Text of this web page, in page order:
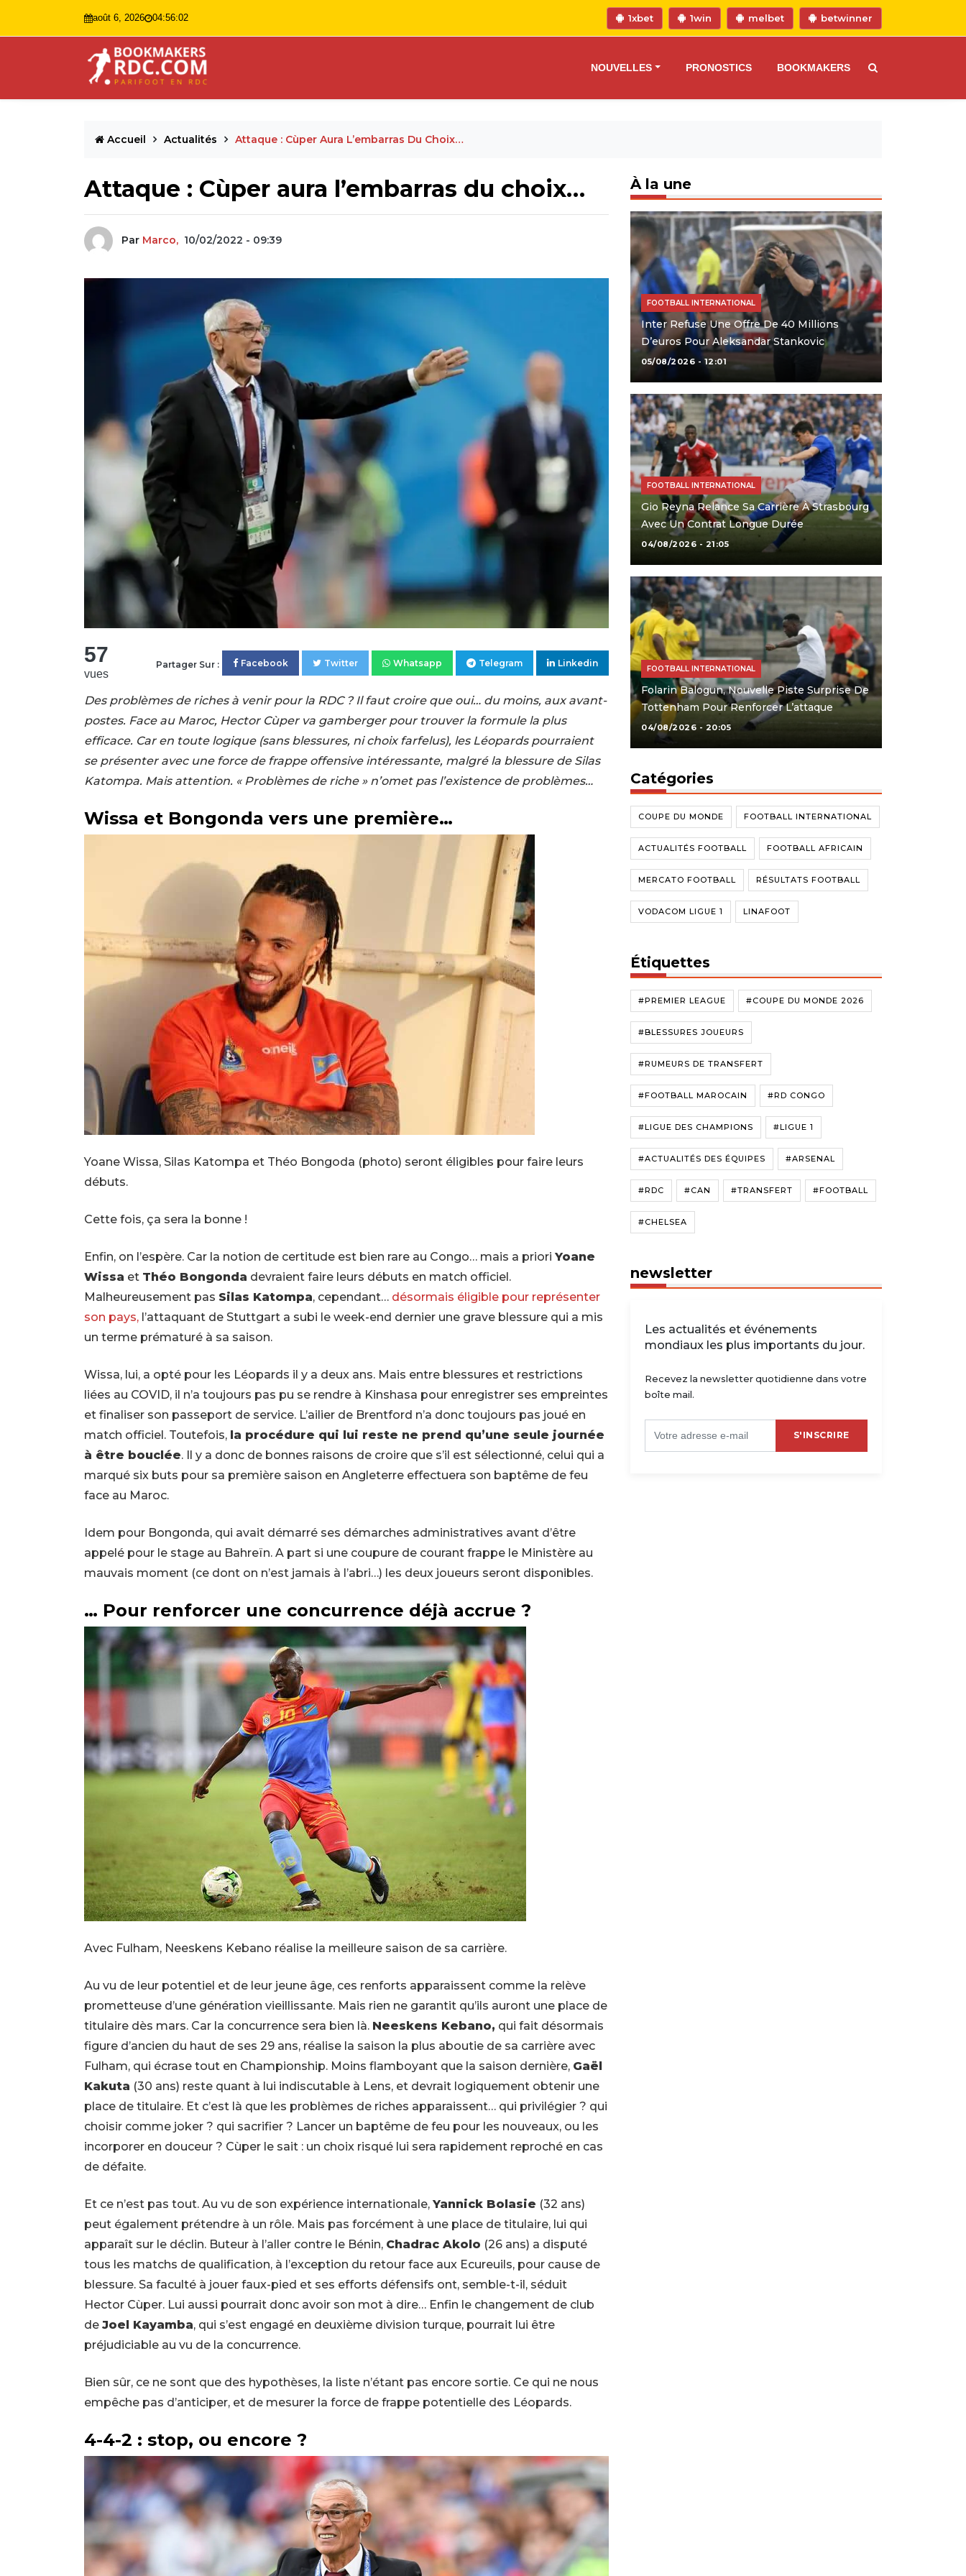
août 6, 2026 04:56:04 1xbet 1win melbet betwinner
NOUVELLES PRONOSTICS BOOKMAKERS
Accueil Actualités Attaque : Cùper Aura L’embarras Du Choix…
Attaque : Cùper aura l’embarras du choix…
Par Marco, 10/02/2022 - 09:39
57
vues
Partager Sur : Facebook Twitter Whatsapp Telegram Linkedin
Des problèmes de riches à venir pour la RDC ? Il faut croire que oui… du moins, aux avant-
postes. Face au Maroc, Hector Cùper va gamberger pour trouver la formule la plus
efficace. Car en toute logique (sans blessures, ni choix farfelus), les Léopards pourraient
se présenter avec une force de frappe offensive intéressante, malgré la blessure de Silas
Katompa. Mais attention. « Problèmes de riche » n’omet pas l’existence de problèmes…
Wissa et Bongonda vers une première…
Yoane Wissa, Silas Katompa et Théo Bongoda (photo) seront éligibles pour faire leurs
débuts.
Cette fois, ça sera la bonne !
Enfin, on l’espère. Car la notion de certitude est bien rare au Congo… mais a priori Yoane
Wissa et Théo Bongonda devraient faire leurs débuts en match officiel.
Malheureusement pas Silas Katompa, cependant… désormais éligible pour représenter
son pays, l’attaquant de Stuttgart a subi le week-end dernier une grave blessure qui a mis
un terme prématuré à sa saison.
Wissa, lui, a opté pour les Léopards il y a deux ans. Mais entre blessures et restrictions
liées au COVID, il n’a toujours pas pu se rendre à Kinshasa pour enregistrer ses empreintes
et finaliser son passeport de service. L’ailier de Brentford n’a donc toujours pas joué en
match officiel. Toutefois, la procédure qui lui reste ne prend qu’une seule journée
à être bouclée. Il y a donc de bonnes raisons de croire que s’il est sélectionné, celui qui a
marqué six buts pour sa première saison en Angleterre effectuera son baptême de feu
face au Maroc.
Idem pour Bongonda, qui avait démarré ses démarches administratives avant d’être
appelé pour le stage au Bahreïn. A part si une coupure de courant frappe le Ministère au
mauvais moment (ce dont on n’est jamais à l’abri…) les deux joueurs seront disponibles.
… Pour renforcer une concurrence déjà accrue ?
Avec Fulham, Neeskens Kebano réalise la meilleure saison de sa carrière.
Au vu de leur potentiel et de leur jeune âge, ces renforts apparaissent comme la relève
prometteuse d’une génération vieillissante. Mais rien ne garantit qu’ils auront une place de
titulaire dès mars. Car la concurrence sera bien là. Neeskens Kebano, qui fait désormais
figure d’ancien du haut de ses 29 ans, réalise la saison la plus aboutie de sa carrière avec
Fulham, qui écrase tout en Championship. Moins flamboyant que la saison dernière, Gaël
Kakuta (30 ans) reste quant à lui indiscutable à Lens, et devrait logiquement obtenir une
place de titulaire. Et c’est là que les problèmes de riches apparaissent… qui privilégier ? qui
choisir comme joker ? qui sacrifier ? Lancer un baptême de feu pour les nouveaux, ou les
incorporer en douceur ? Cùper le sait : un choix risqué lui sera rapidement reproché en cas
de défaite.
Et ce n’est pas tout. Au vu de son expérience internationale, Yannick Bolasie (32 ans)
peut également prétendre à un rôle. Mais pas forcément à une place de titulaire, lui qui
apparaît sur le déclin. Buteur à l’aller contre le Bénin, Chadrac Akolo (26 ans) a disputé
tous les matchs de qualification, à l’exception du retour face aux Ecureuils, pour cause de
blessure. Sa faculté à jouer faux-pied et ses efforts défensifs ont, semble-t-il, séduit
Hector Cùper. Lui aussi pourrait donc avoir son mot à dire… Enfin le changement de club
de Joel Kayamba, qui s’est engagé en deuxième division turque, pourrait lui être
préjudiciable au vu de la concurrence.
Bien sûr, ce ne sont que des hypothèses, la liste n’étant pas encore sortie. Ce qui ne nous
empêche pas d’anticiper, et de mesurer la force de frappe potentielle des Léopards.
4-4-2 : stop, ou encore ?
À la une
FOOTBALL INTERNATIONAL
Inter Refuse Une Offre De 40 Millions
D’euros Pour Aleksandar Stankovic
05/08/2026 - 12:01
FOOTBALL INTERNATIONAL
Gio Reyna Relance Sa Carrière À Strasbourg
Avec Un Contrat Longue Durée
04/08/2026 - 21:05
FOOTBALL INTERNATIONAL
Folarin Balogun, Nouvelle Piste Surprise De
Tottenham Pour Renforcer L’attaque
04/08/2026 - 20:05
Catégories
COUPE DU MONDE FOOTBALL INTERNATIONAL
ACTUALITÉS FOOTBALL FOOTBALL AFRICAIN
MERCATO FOOTBALL RÉSULTATS FOOTBALL
VODACOM LIGUE 1 LINAFOOT
Étiquettes
#PREMIER LEAGUE #COUPE DU MONDE 2026
#BLESSURES JOUEURS
#RUMEURS DE TRANSFERT
#FOOTBALL MAROCAIN #RD CONGO
#LIGUE DES CHAMPIONS #LIGUE 1
#ACTUALITÉS DES ÉQUIPES #ARSENAL
#RDC #CAN #TRANSFERT #FOOTBALL
#CHELSEA
newsletter
Les actualités et événements
mondiaux les plus importants du jour.
Recevez la newsletter quotidienne dans votre
boîte mail.
S'INSCRIRE